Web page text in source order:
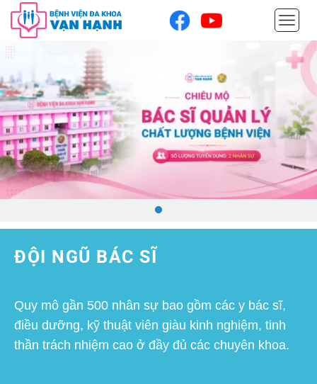
ĐỘI NGŨ BÁC SĨ
Quy mô gần 500 nhân sự bao gồm các y bác sĩ,
điều dưỡng, kỹ thuật viên giàu kinh nghiệm, tinh
thần trách nhiệm cao ở đầy đủ các chuyên khoa.